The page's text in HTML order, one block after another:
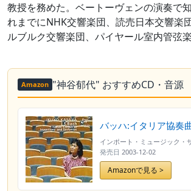
教授を務めた。ベートーヴェンの演奏で
れまでにNHK交響楽団、読売日本交響楽
ルブルク交響楽団、パイヤール室内管弦
Amazon "神谷郁代" おすすめCD・音源
バッハ:イタリア協奏
インポート・ミュージック・
発売日 2003-12-02
Amazonで見る >